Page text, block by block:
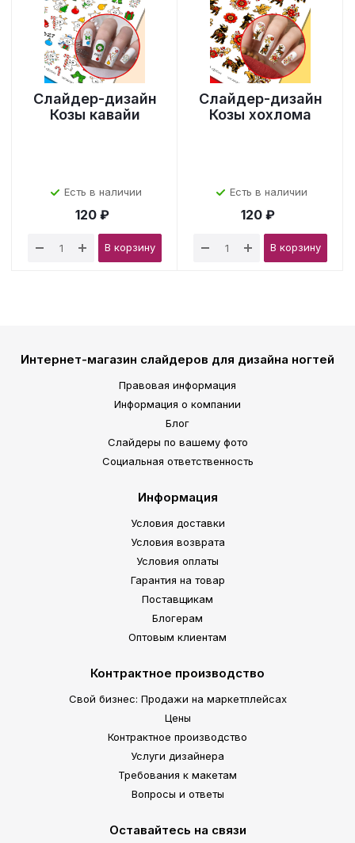
Слайдер-дизайн
Козы кавайи
Есть в наличии
120 ₽
В корзину
Слайдер-дизайн
Козы хохлома
Есть в наличии
120 ₽
В корзину
Интернет-магазин слайдеров для дизайна ногтей
Правовая информация
Информация о компании
Блог
Слайдеры по вашему фото
Социальная ответственность
Информация
Условия доставки
Условия возврата
Условия оплаты
Гарантия на товар
Поставщикам
Блогерам
Оптовым клиентам
Контрактное производство
Свой бизнес: Продажи на маркетплейсах
Цены
Контрактное производство
Услуги дизайнера
Требования к макетам
Вопросы и ответы
Оставайтесь на связи